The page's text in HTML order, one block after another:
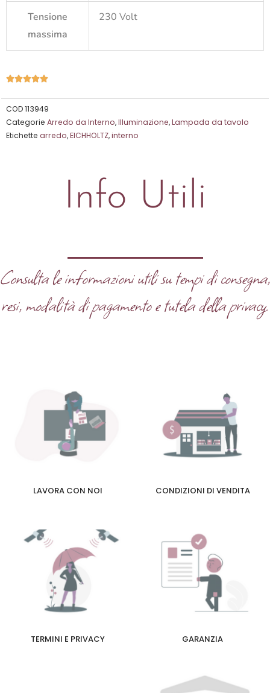
Tensione
massima
230 Volt
Valutazione
su
5
COD113949
Categorie Arredo da Interno,Illuminazione,Lampada da tavolo
Etichette arredo,EICHHOLTZ,interno
Info Utili
Consulta le informazioni utili su tempi di consegna,
resi, modalità di pagamento e tutela della privacy.
LAVORA CON NOI CONDIZIONI DI VENDITA
TERMINI E PRIVACY GARANZIA